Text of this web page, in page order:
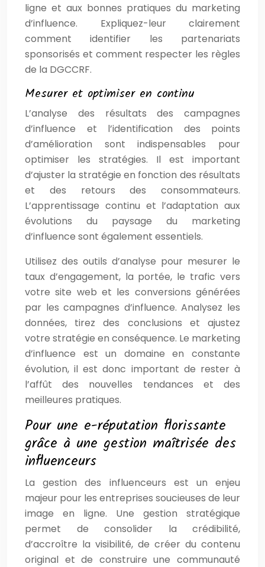
ligne et aux bonnes pratiques du marketing
d’influence. Expliquez-leur clairement
comment identifier les partenariats
sponsorisés et comment respecter les règles
de la DGCCRF.
Mesurer et optimiser en continu
L’analyse des résultats des campagnes
d’influence et l’identification des points
d’amélioration sont indispensables pour
optimiser les stratégies. Il est important
d’ajuster la stratégie en fonction des résultats
et des retours des consommateurs.
L’apprentissage continu et l’adaptation aux
évolutions du paysage du marketing
d’influence sont également essentiels.
Utilisez des outils d’analyse pour mesurer le
taux d’engagement, la portée, le trafic vers
votre site web et les conversions générées
par les campagnes d’influence. Analysez les
données, tirez des conclusions et ajustez
votre stratégie en conséquence. Le marketing
d’influence est un domaine en constante
évolution, il est donc important de rester à
l’affût des nouvelles tendances et des
meilleures pratiques.
Pour une e-réputation florissante
grâce à une gestion maîtrisée des
influenceurs
La gestion des influenceurs est un enjeu
majeur pour les entreprises soucieuses de leur
image en ligne. Une gestion stratégique
permet de consolider la crédibilité,
d’accroître la visibilité, de créer du contenu
original et de construire une communauté